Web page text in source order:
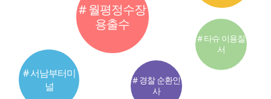
# 월평정수장
용출수
# 서남부터미
널
# 경찰 순환인
사
# 타슈 이용질
서